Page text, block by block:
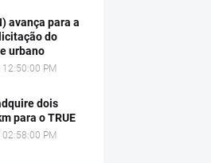
avança para a
do
urbano
PM
dois
para o TRUE
PM